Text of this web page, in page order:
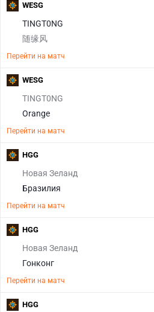
TINGT0NG
随缘风
Перейти на матч
WESG
TINGT0NG
Orange
Перейти на матч
WESG
Новая Зеланд
Бразилия
Перейти на матч
HGG
Новая Зеланд
Гонконг
Перейти на матч
HGG
HGG